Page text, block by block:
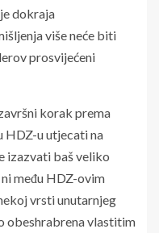
dokraja
više neće biti
prosvijećeni
korak prema
HDZ-u utjecati na
izazvati baš veliko
ni među HDZ-ovim
vrsti unutarnjeg
obeshrabrena vlastitim